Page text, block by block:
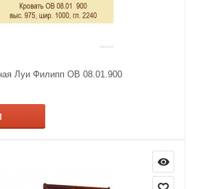
Луи Филипп ОВ 08.01.900